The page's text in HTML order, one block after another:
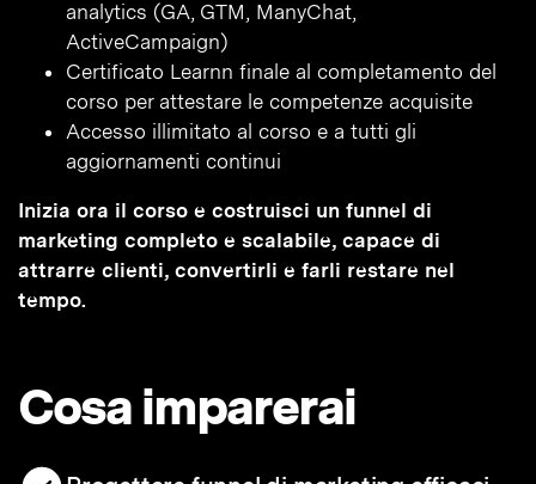
analytics (GA, GTM, ManyChat,
ActiveCampaign)
Certificato Learnn finale al completamento del
corso per attestare le competenze acquisite
Accesso illimitato al corso e a tutti gli
aggiornamenti continui
Inizia ora il corso e costruisci un funnel di
marketing completo e scalabile, capace di
attrarre clienti, convertirli e farli restare nel
tempo.
Cosa imparerai